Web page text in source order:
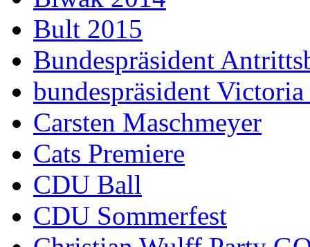
Bult 2015
Bundespräsident
bundespräsident
Carsten Maschmeyer
Cats Premiere
CDU Ball
CDU Sommerfest